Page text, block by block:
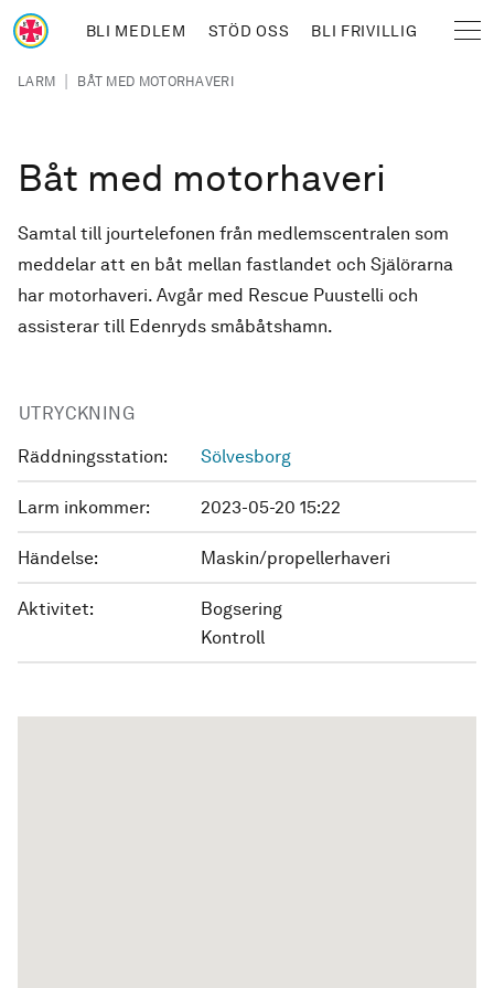
Hoppa till huvudinnehåll
BLI MEDLEM STÖD OSS BLI FRIVILLIG
Länkstig
LARM | BÅT MED MOTORHAVERI
Båt med motorhaveri
Samtal till jourtelefonen från medlemscentralen som
meddelar att en båt mellan fastlandet och Själörarna
har motorhaveri. Avgår med Rescue Puustelli och
assisterar till Edenryds småbåtshamn.
UTRYCKNING
Räddningsstation: Sölvesborg
Larm inkommer: 2023-05-20 15:22
Händelse: Maskin/propellerhaveri
Aktivitet:
Bogsering
Kontroll